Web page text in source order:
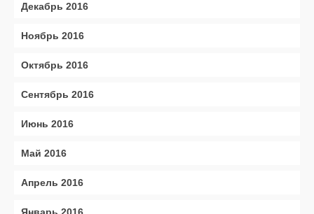
Декабрь 2016
Ноябрь 2016
Октябрь 2016
Сентябрь 2016
Июнь 2016
Май 2016
Апрель 2016